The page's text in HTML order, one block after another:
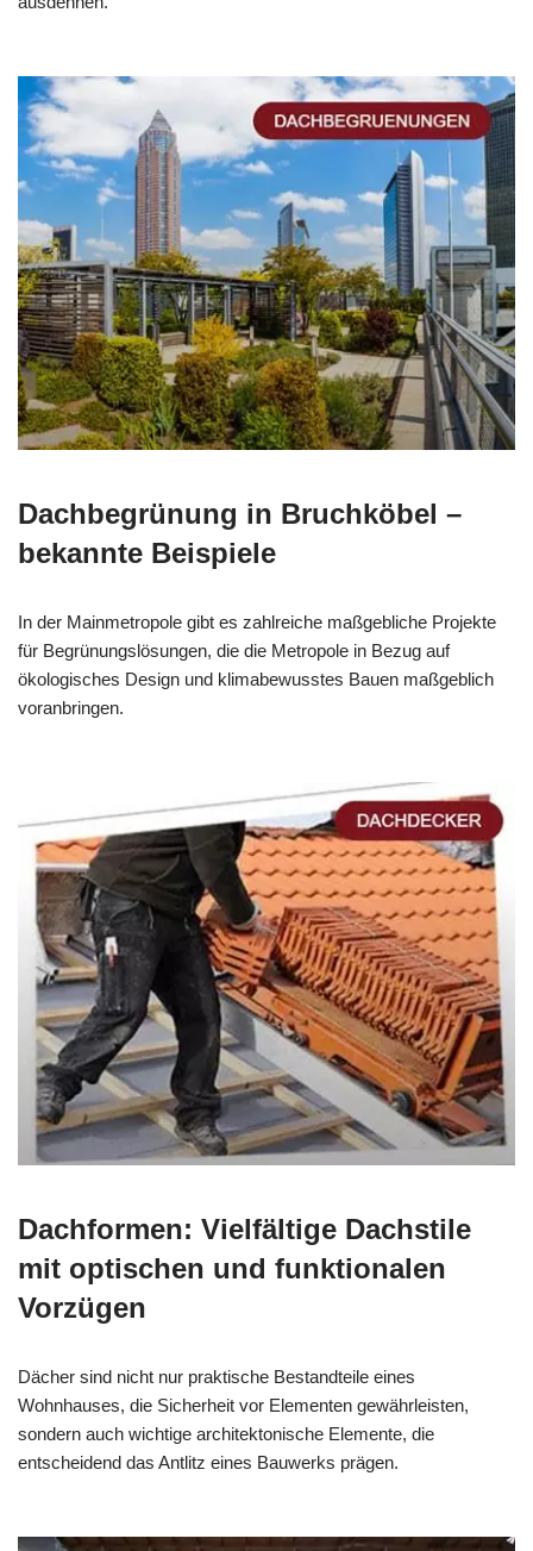
Dachbegrünung in Bruchköbel –
bekannte Beispiele
In der Mainmetropole gibt es zahlreiche maßgebliche Projekte
für Begrünungslösungen, die die Metropole in Bezug auf
ökologisches Design und klimabewusstes Bauen maßgeblich
voranbringen.
Dachformen: Vielfältige Dachstile
mit optischen und funktionalen
Vorzügen
Dächer sind nicht nur praktische Bestandteile eines
Wohnhauses, die Sicherheit vor Elementen gewährleisten,
sondern auch wichtige architektonische Elemente, die
entscheidend das Antlitz eines Bauwerks prägen.